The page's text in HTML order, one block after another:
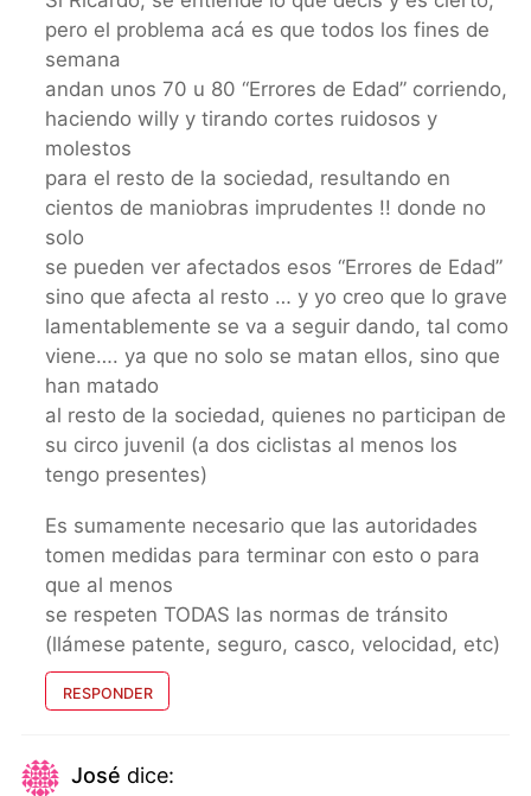
pero el problema acá es que todos los fines de
semana
andan unos 70 u 80 “Errores de Edad” corriendo,
haciendo willy y tirando cortes ruidosos y
molestos
para el resto de la sociedad, resultando en
cientos de maniobras imprudentes !! donde no
solo
se pueden ver afectados esos “Errores de Edad”
sino que afecta al resto … y yo creo que lo grave
lamentablemente se va a seguir dando, tal como
viene…. ya que no solo se matan ellos, sino que
han matado
al resto de la sociedad, quienes no participan de
su circo juvenil (a dos ciclistas al menos los
tengo presentes)
Es sumamente necesario que las autoridades
tomen medidas para terminar con esto o para
que al menos
se respeten TODAS las normas de tránsito
(llámese patente, seguro, casco, velocidad, etc)
RESPONDER
José dice: